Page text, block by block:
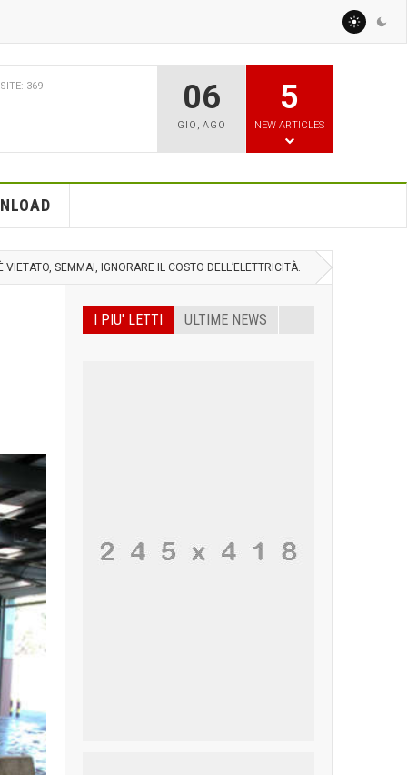
2026 06
GIO , AGO
5
NEW ARTICLES
SEMMAI, IGNORARE IL COSTO DELL’ELETTRICITÀ.
I PIU' LETTI ULTIME NEWS